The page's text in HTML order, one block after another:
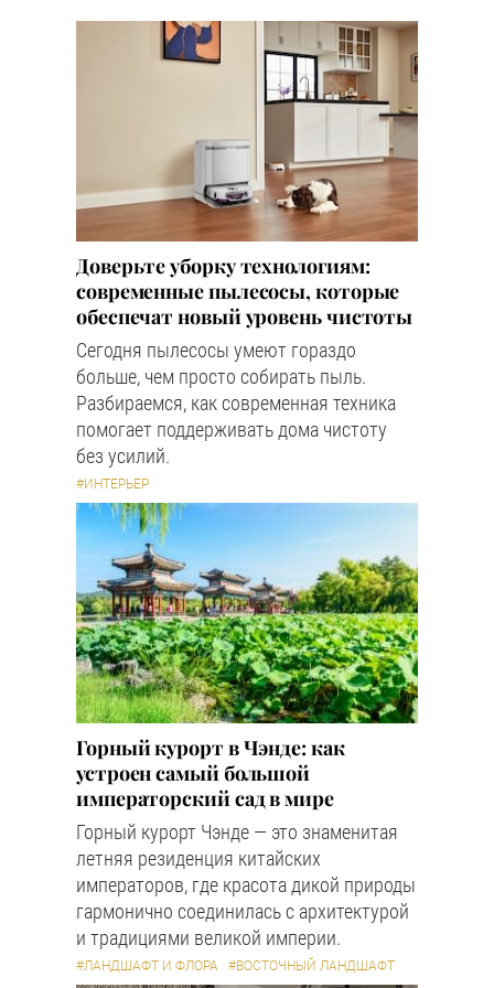
Доверьте уборку технологиям:
современные пылесосы, которые
обеспечат новый уровень чистоты
Сегодня пылесосы умеют гораздо
больше, чем просто собирать пыль.
Разбираемся, как современная техника
помогает поддерживать дома чистоту
без усилий.
#ИНТЕРЬЕР
Горный курорт в Чэнде: как
устроен самый большой
императорский сад в мире
Горный курорт Чэнде — это знаменитая
летняя резиденция китайских
императоров, где красота дикой природы
гармонично соединилась с архитектурой
и традициями великой империи.
#ЛАНДШАФТ И ФЛОРА #ВОСТОЧНЫЙ ЛАНДШАФТ